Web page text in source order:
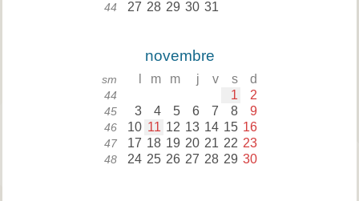
44 27 28 29 30 31
novembre
sm m m j v s d
44 1 2
45 3 4 5 6 7 8 9
46 10 11 12 13 14 15 16
47 17 18 19 20 21 22 23
48 24 25 26 27 28 29 30